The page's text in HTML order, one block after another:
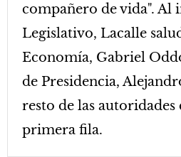
compañero de vida". Al
Legislativo, Lacalle
Economía, Gabriel
de Presidencia,
resto de las autoridades
primera fila.